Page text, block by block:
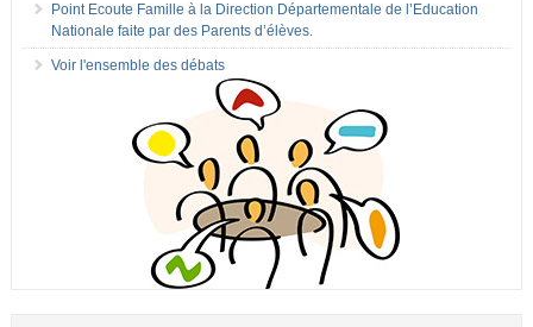
Point Ecoute Famille à la Direction Départementale de l’Education
Nationale faite par des Parents d’élèves.
Voir l'ensemble des débats